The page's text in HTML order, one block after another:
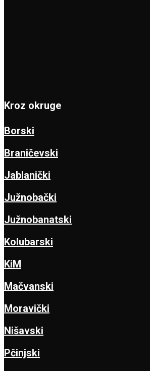
Kroz okruge
Borski
Braničevski
Jablanički
Južnobački
Južnobanatski
Kolubarski
KiM
Mačvanski
Moravički
Nišavski
Pčinjski